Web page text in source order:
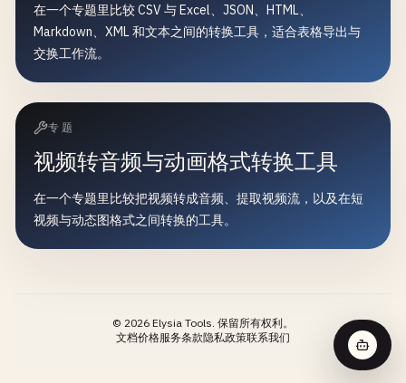
在一个专题里比较 CSV 与 Excel、JSON、HTML、
Markdown、XML 和文本之间的转换工具，适合表格导出与
交换工作流。
专题
视频转音频与动画格式转换工具
在一个专题里比较把视频转成音频、提取视频流，以及在短
视频与动态图格式之间转换的工具。
© 2026 Elysia Tools. 保留所有权利。
文档价格服务条款隐私政策联系我们